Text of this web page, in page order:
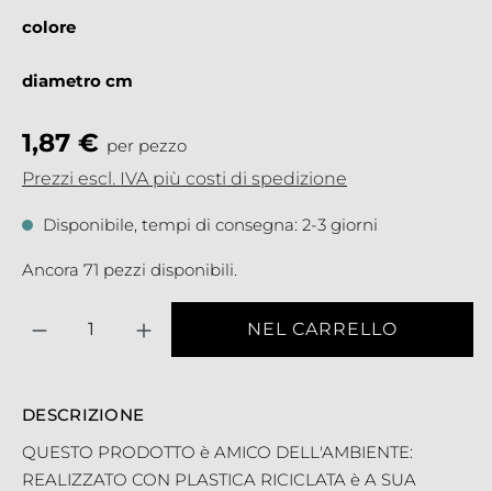
1,87 € per pezzo
Prezzi escl. IVA più costi di spedizione
Disponibile, tempi di consegna: 2-3 giorni
Ancora 71 pezzi disponibili.
colore
diametro cm
NEL CARRELLO
DESCRIZIONE
QUESTO PRODOTTO è AMICO DELL'AMBIENTE:
REALIZZATO CON PLASTICA RICICLATA è A SUA